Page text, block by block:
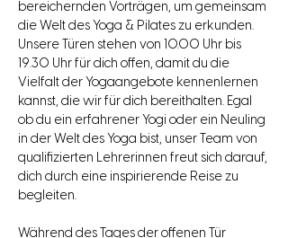
bereichernden Vorträgen, um gemeinsam
die Welt des Yoga & Pilates zu erkunden.
Unsere Türen stehen von 10.00 Uhr bis
19.30 Uhr für dich offen, damit du die
Vielfalt der Yogaangebote kennenlernen
kannst, die wir für dich bereithalten. Egal
ob du ein erfahrener Yogi oder ein Neuling
in der Welt des Yoga bist, unser Team von
qualifizierten Lehrerinnen freut sich darauf,
dich durch eine inspirierende Reise zu
begleiten.
Während des Tages der offenen Tür